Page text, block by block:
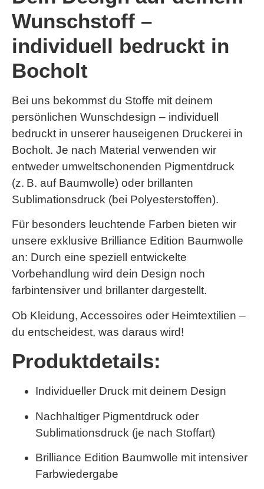
Wunschstoff –
individuell bedruckt in
Bocholt
Bei uns bekommst du Stoffe mit deinem
persönlichen Wunschdesign – individuell
bedruckt in unserer hauseigenen Druckerei in
Bocholt. Je nach Material verwenden wir
entweder umweltschonenden Pigmentdruck
(z. B. auf Baumwolle) oder brillanten
Sublimationsdruck (bei Polyesterstoffen).
Für besonders leuchtende Farben bieten wir
unsere exklusive Brilliance Edition Baumwolle
an: Durch eine speziell entwickelte
Vorbehandlung wird dein Design noch
farbintensiver und brillanter dargestellt.
Ob Kleidung, Accessoires oder Heimtextilien –
du entscheidest, was daraus wird!
Produktdetails:
Individueller Druck mit deinem Design
Nachhaltiger Pigmentdruck oder
Sublimationsdruck (je nach Stoffart)
Brilliance Edition Baumwolle mit intensiver
Farbwiedergabe